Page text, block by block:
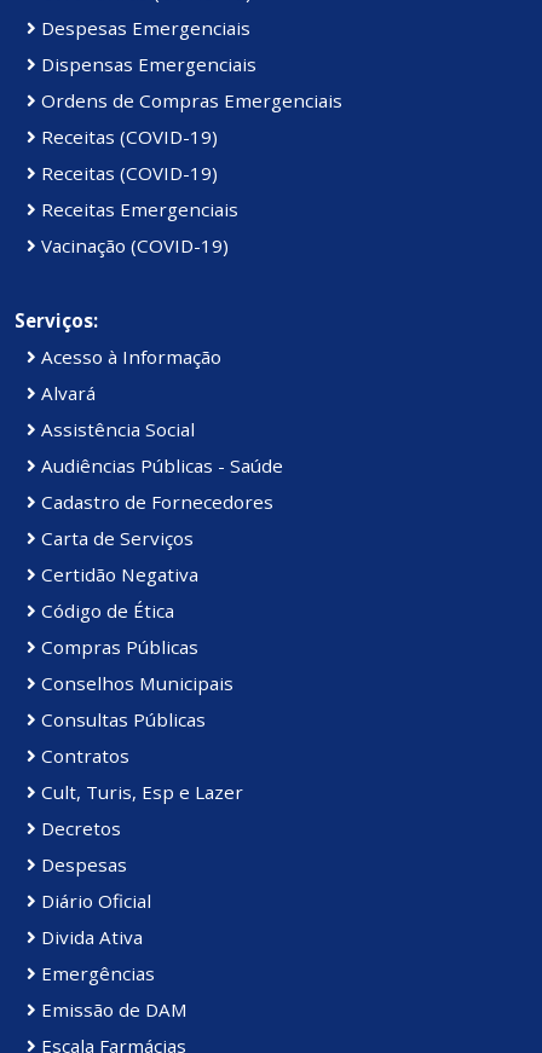
Despesas Emergenciais
Dispensas Emergenciais
Ordens de Compras Emergenciais
Receitas (COVID-19)
Receitas (COVID-19)
Receitas Emergenciais
Vacinação (COVID-19)
Serviços:
Acesso à Informação
Alvará
Assistência Social
Audiências Públicas - Saúde
Cadastro de Fornecedores
Carta de Serviços
Certidão Negativa
Código de Ética
Compras Públicas
Conselhos Municipais
Consultas Públicas
Contratos
Cult, Turis, Esp e Lazer
Decretos
Despesas
Diário Oficial
Divida Ativa
Emergências
Emissão de DAM
Escala Farmácias